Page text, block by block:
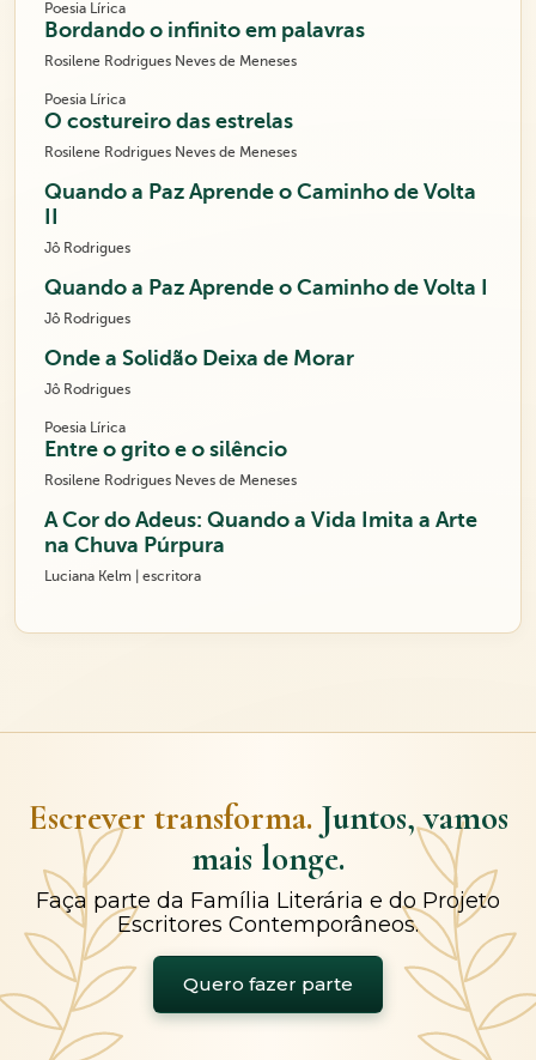
Poesia Lírica
Bordando o infinito em palavras
Rosilene Rodrigues Neves de Meneses
Poesia Lírica
O costureiro das estrelas
Rosilene Rodrigues Neves de Meneses
Quando a Paz Aprende o Caminho de Volta
Jô Rodrigues
Quando a Paz Aprende o Caminho de Volta I
Jô Rodrigues
Onde a Solidão Deixa de Morar
Jô Rodrigues
Poesia Lírica
Entre o grito e o silêncio
Rosilene Rodrigues Neves de Meneses
A Cor do Adeus: Quando a Vida Imita a Arte
na Chuva Púrpura
Luciana Kelm | escritora
Escrever transforma. Juntos, vamos
mais longe.
Faça parte da Família Literária e do Projeto
Escritores Contemporâneos.
Quero fazer parte